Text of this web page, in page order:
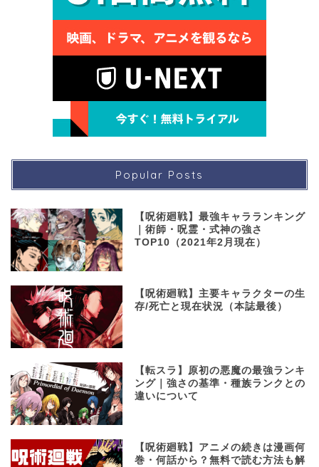
Popular Posts
【呪術廻戦】最強キャラランキング
｜術師・呪霊・式神の強さ
TOP10（2021年2月現在）
【呪術廻戦】主要キャラクターの生
存/死亡と現在状況（本誌最後）
【転スラ】原初の悪魔の最強ランキ
ング｜強さの基準・種族ランクとの
違いについて
【呪術廻戦】アニメの続きは漫画何
巻・何話から？無料で読む方法も解